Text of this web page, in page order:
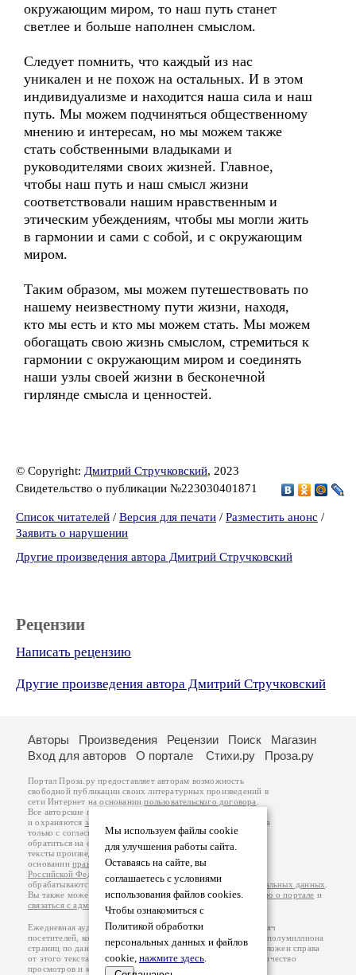
окружающим миром, то наш путь станет
светлее и больше наполнен смыслом.
Следует помнить, что каждый из нас
уникален и не похож на остальных. И в этом
индивидуализме и находится наша сила и наш
путь. Мы можем подчиняться общественному
мнению и интересам, но мы можем также
стать собственными владыками и
руководителями своих жизней. Главное,
чтобы наш путь и наш смысл жизни
соответствовали нашим нравственным и
этическим убеждениям, чтобы мы могли жить
в гармонии и сами с собой, и с окружающим
миром.
Таким образом, мы можем путешествовать по
нашему неизвестному пути жизни, находя,
кто мы есть и кто мы можем стать. Мы можем
обогащать свою жизнь смыслом, стремиться к
гармонии с окружающим миром и соединять
наши узлы своей жизни в бесконечной
гирлянде смысла и ценностей.
© Copyright: Дмитрий Стручковский, 2023
Свидетельство о публикации №223030401871
Список читателей / Версия для печати / Разместить анонс /
Заявить о нарушении
Другие произведения автора Дмитрий Стручковский
Рецензии
Написать рецензию
Другие произведения автора Дмитрий Стручковский
Мы используем файлы cookie
для улучшения работы сайта.
Оставаясь на сайте, вы
соглашаетесь с условиями
использования файлов cookies.
Чтобы ознакомиться с
Политикой обработки
персональных данных и файлов
cookie, нажмите здесь.
Авторы Произведения Рецензии Поиск
Магазин
Вход для авторов
О портале Стихи.ру Проза.ру
Портал Проза.ру предоставляет авторам возможность
свободной публикации своих литературных произведений в
сети Интернет на основаниипользовательского договора
Все авторские права на произведения принадлежат авторам
и охраняются законом
. Перепечатка произведений возможна
только с согласия его автора, к которому вы можете
обратиться на его авторской странице. Ответственность за
тексты произведений авторы несут самостоятельно на
основанииправил публикацииизаконодательства
Российской Федерации
обрабатываются на основанииПолитики обработки персональных данных
Вы также можете посмотреть более подробнуюинформацию о портале и
связаться с администрацией
Ежедневная аудитория портала Проза.ру – порядка 100 тысяч
посетителей, которые в общей сумме просматривают более полумиллиона
страниц по данным счетчика посещаемости, который расположен справа
от этого текста. В каждой графе указано по две цифры: количество
просмотров и количество посетителей.